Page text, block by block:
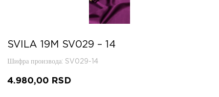
SVILA 19M SV029 – 14
Шифра производа: SV029-14
4.980,00 RSD